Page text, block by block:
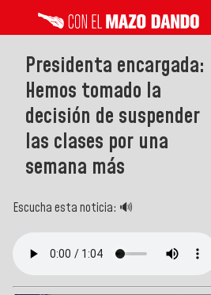
Presidenta encargada:
Hemos tomado la
decisión de suspender
las clases por una
semana más
Escucha esta noticia: 🔊